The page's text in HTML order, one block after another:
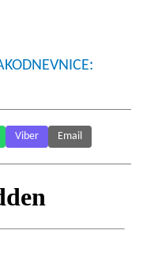
Viber Email